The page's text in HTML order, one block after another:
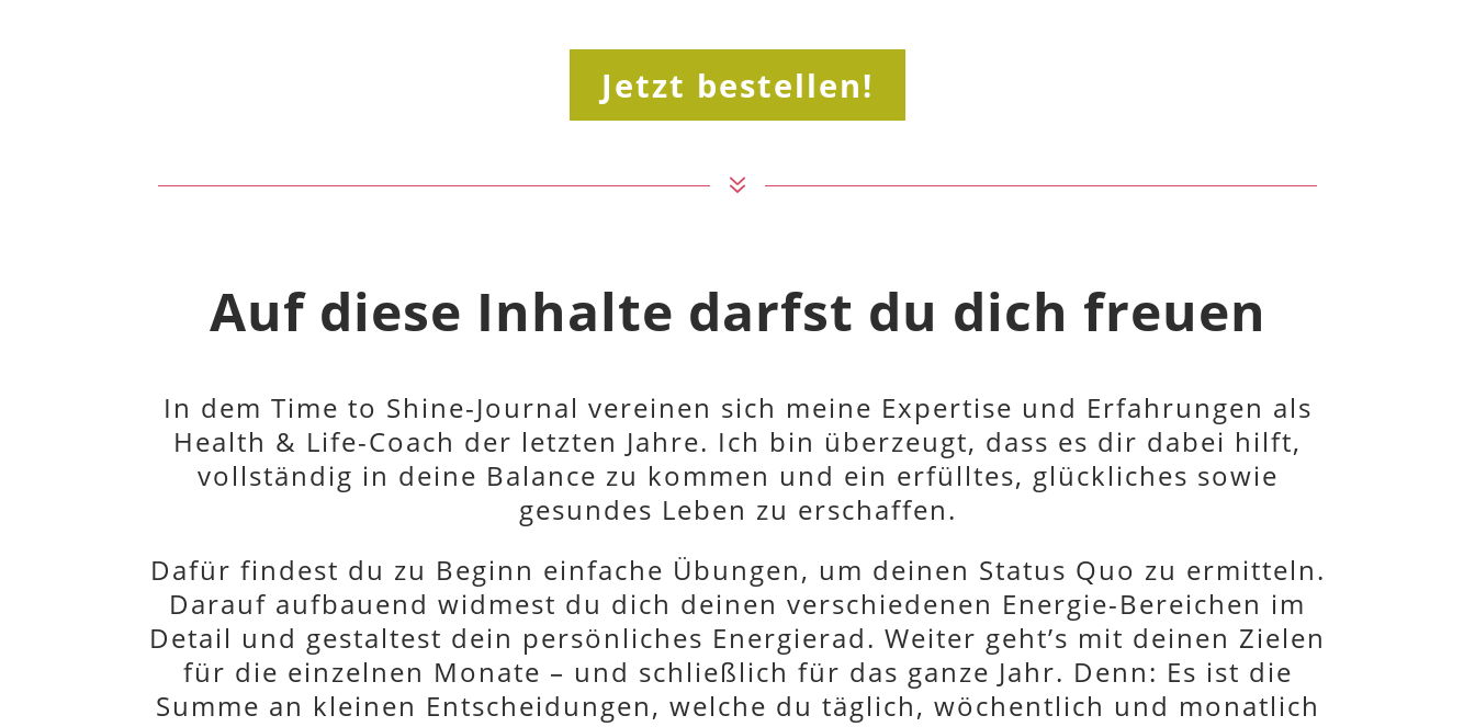
Jetzt bestellen!
7
Auf diese Inhalte darfst du dich freuen
In dem Time to Shine-Journal vereinen sich meine Expertise und Erfahrungen als
Health & Life-Coach der letzten Jahre. Ich bin überzeugt, dass es dir dabei hilft,
vollständig in deine Balance zu kommen und ein erfülltes, glückliches sowie
gesundes Leben zu erschaffen.
Dafür findest du zu Beginn einfache Übungen, um deinen Status Quo zu ermitteln.
Darauf aufbauend widmest du dich deinen verschiedenen Energie-Bereichen im
Detail und gestaltest dein persönliches Energierad. Weiter geht’s mit deinen Zielen
für die einzelnen Monate – und schließlich für das ganze Jahr. Denn: Es ist die
Summe an kleinen Entscheidungen, welche du täglich, wöchentlich und monatlich